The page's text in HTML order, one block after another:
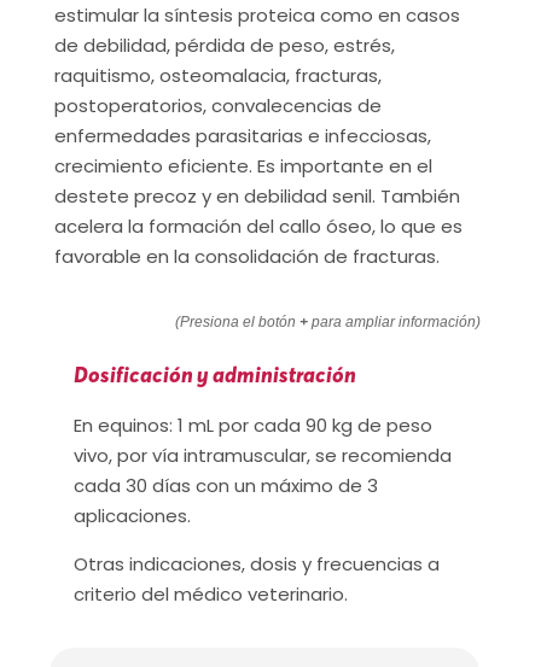
estimular la síntesis proteica como en casos
de debilidad, pérdida de peso, estrés,
raquitismo, osteomalacia, fracturas,
postoperatorios, convalecencias de
enfermedades parasitarias e infecciosas,
crecimiento eficiente. Es importante en el
destete precoz y en debilidad senil. También
acelera la formación del callo óseo, lo que es
favorable en la consolidación de fracturas.
(Presiona el botón+ para ampliar información)
Dosificación y administración
En equinos: 1 mL por cada 90 kg de peso
vivo, por vía intramuscular, se recomienda
cada 30 días con un máximo de 3
aplicaciones.
Otras indicaciones, dosis y frecuencias a
criterio del médico veterinario.